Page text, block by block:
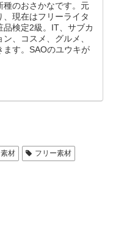
種のおさかなです。元
現在はフリーライタ
品検定2級。IT、サブカ
、コスメ、グルメ、
ます。SAOのユウキが
材 フリー素材